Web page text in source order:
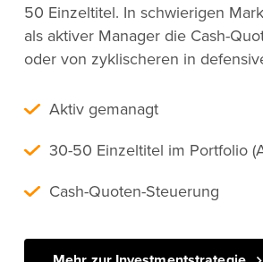
50 Einzeltitel. In schwierigen
als aktiver Manager die Cash-
oder von zyklischeren in
Aktiv gemanagt
30-50 Einzeltitel im Portfolio
Cash-Quoten-Steuerung